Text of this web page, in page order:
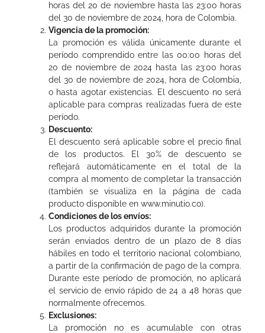
horas del 20 de noviembre hasta las 23:00 horas
del 30 de noviembre de 2024, hora de Colombia.
Vigencia de la promoción:
La promoción es válida únicamente durante el
período comprendido entre las 00:00 horas del
20 de noviembre de 2024 hasta las 23:00 horas
del 30 de noviembre de 2024, hora de Colombia,
o hasta agotar existencias. El descuento no será
aplicable para compras realizadas fuera de este
período.
Descuento:
El descuento será aplicable sobre el precio final
de los productos. El 30% de descuento se
reflejará automáticamente en el total de la
compra al momento de completar la transacción
(también se visualiza en la página de cada
producto disponible en www.minutio.co).
Condiciones de los envíos:
Los productos adquiridos durante la promoción
serán enviados dentro de un plazo de 8 días
hábiles en todo el territorio nacional colombiano,
a partir de la confirmación de pago de la compra.
Durante este período de promoción, no aplicará
el servicio de envío rápido de 24 a 48 horas que
normalmente ofrecemos.
Exclusiones:
La promoción no es acumulable con otras